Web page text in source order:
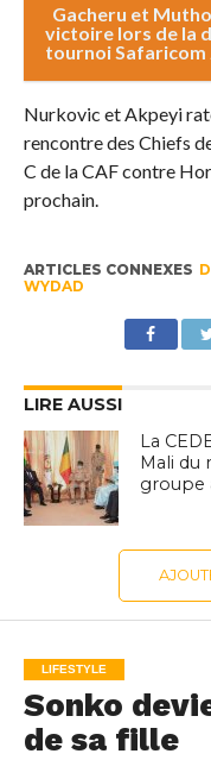
Gacheru et
victoire lors de la
tournoi Safaricom
Nurkovic et Akpeyi
rencontre des Chiefs
C de la CAF contre
prochain.
ARTICLES CONNEXES
WYDAD
LIRE AUSSI
La
Mali du
groupe
LIFESTYLE
Sonko
de sa fille